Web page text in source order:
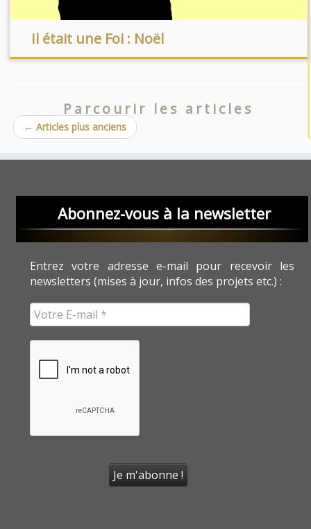
Il était une Foi : Noël
Parcourir les articles
← Articles plus anciens
Abonnez-vous à la newsletter
Entrez votre adresse e-mail pour recevoir les
newsletters (mises à jour, infos des projets etc.) :